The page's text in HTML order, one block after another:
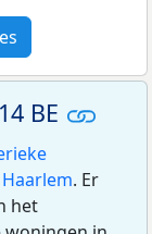
BE
. Er
het